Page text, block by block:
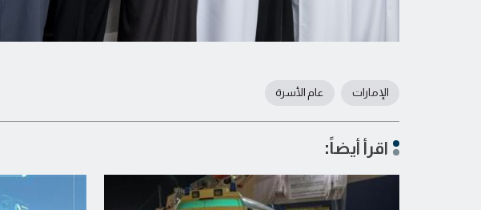
الإمارات عام الأسرة
اقرأ أيضاً: